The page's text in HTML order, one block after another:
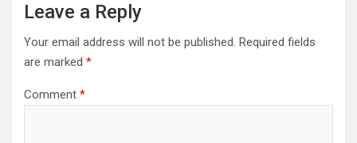
Leave a Reply
Your email address will not be published. Required fields
are marked *
Comment *